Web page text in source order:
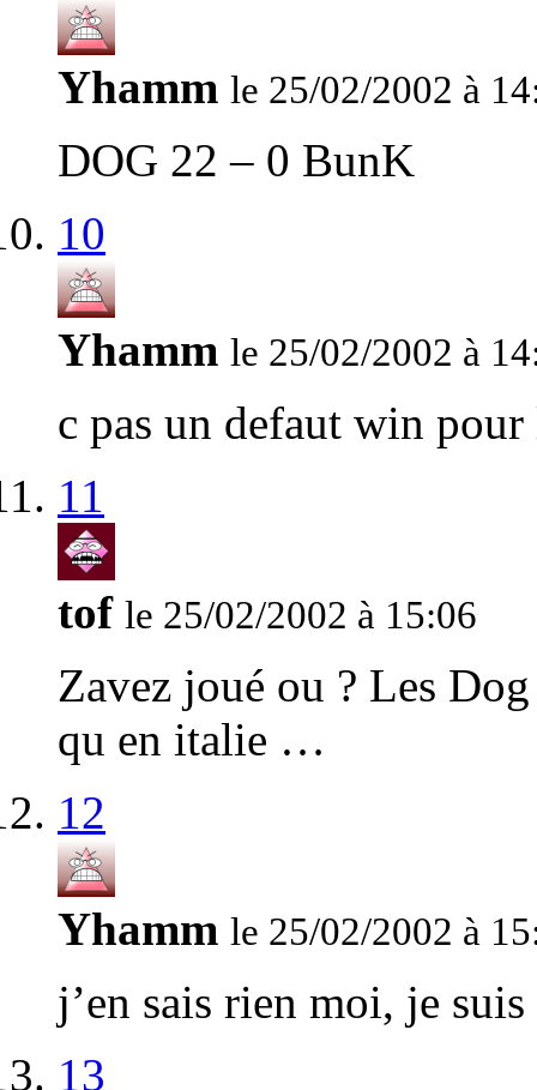
Yhamm le 25/02/2002 à
DOG 22 – 0 BunK
10
Yhamm le 25/02/2002 à
c pas un defaut win
11
tof le 25/02/2002 à 15:06
Zavez joué ou ? Les
qu en italie …
12
Yhamm le 25/02/2002 à
j’en sais rien moi, je
13